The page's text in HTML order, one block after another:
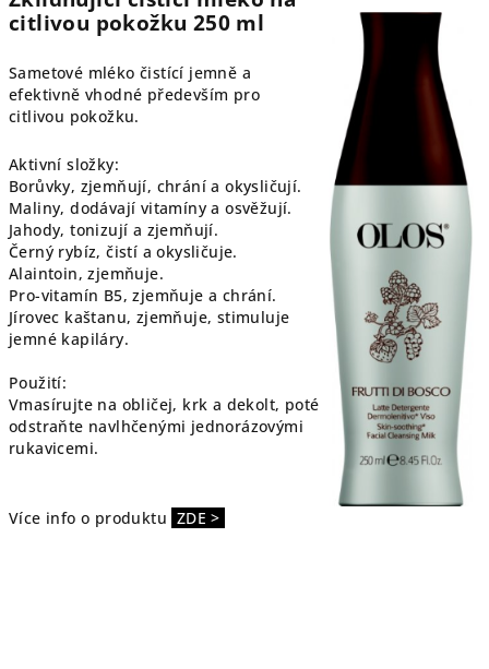
citlivou pokožku 250 ml
Sametové mléko čistící jemně a
efektivně vhodné především pro
citlivou pokožku.
Aktivní složky:
Borůvky, zjemňují, chrání a okysličují.
Maliny, dodávají vitamíny a osvěžují.
Jahody, tonizují a zjemňují.
Černý rybíz, čistí a okysličuje.
Alaintoin, zjemňuje.
Pro-vitamín B5, zjemňuje a chrání.
Jírovec kaštanu, zjemňuje, stimuluje
jemné kapiláry.
Použití:
Vmasírujte na obličej, krk a dekolt, poté
odstraňte navlhčenými jednorázovými
rukavicemi.
Více info o produktu ZDE >